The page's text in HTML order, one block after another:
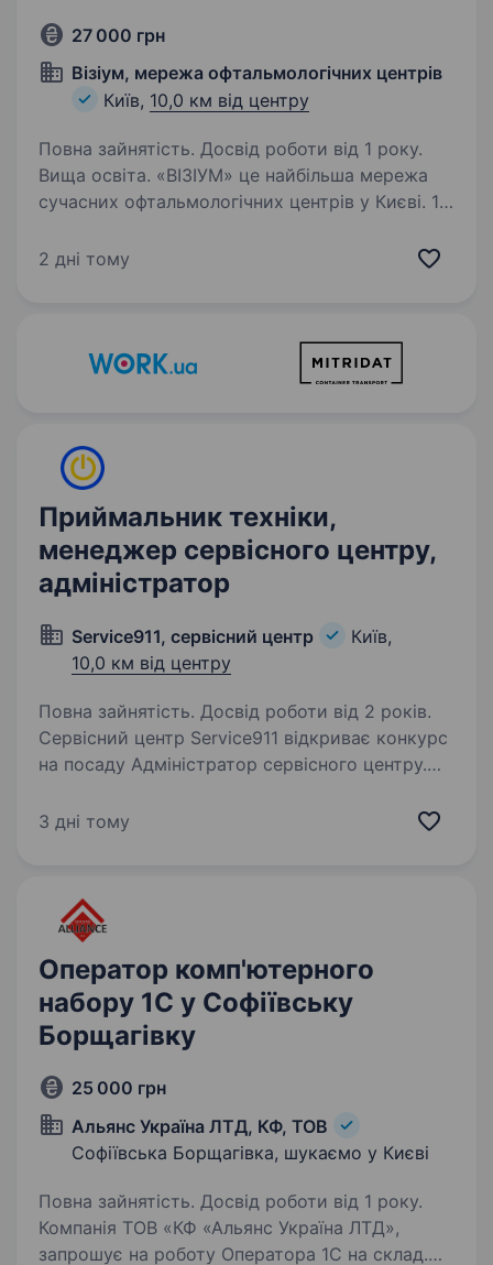
27 000 грн
Візіум, мережа офтальмологічних центрів
Київ, 10,0 км від центру
Повна зайнятість. Досвід роботи від 1 року.
Вища освіта. «ВІЗІУМ» це найбільша мережа
сучасних офтальмологічних центрів у Києві. 17
Ми надаємо всі види офтальмологічних
2 дні тому
Приймальник техніки,
менеджер сервісного центру,
адміністратор
Service911, сервісний центр
Київ,
10,0 км від центру
Повна зайнятість. Досвід роботи від 2 років.
Сервісний центр Service911 відкриває конкурс
на посаду Адміністратор сервісного центру.
обслуговування комп’ютерної техніки,
3 дні тому
Оператор комп'ютерного
набору 1С у Софіївську
Борщагівку
25 000 грн
Альянс Україна ЛТД, КФ, ТОВ
Софіївська Борщагівка, шукаємо у Києві
Повна зайнятість. Досвід роботи від 1 року.
Компанія ТОВ «КФ «Альянс Україна ЛТД»,
запрошує на роботу Оператора 1С на склад.